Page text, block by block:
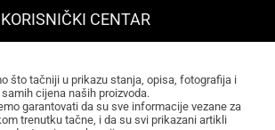
KORISNIČKI CENTAR
što tačniji u prikazu stanja, opisa, fotografija i
samih cijena naših proizvoda.
garantovati da su sve informacije vezane za
trenutku tačne, i da su svi prikazani artikli